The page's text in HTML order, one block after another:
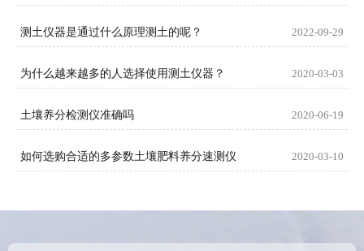
测土仪器是通过什么原理测土的呢？ 2022-09-29
为什么越来越多的人选择使用测土仪器？ 2020-03-03
土壤养分检测仪准确吗 2020-06-19
如何选购合适的多参数土壤肥料养分速测仪 2020-03-10